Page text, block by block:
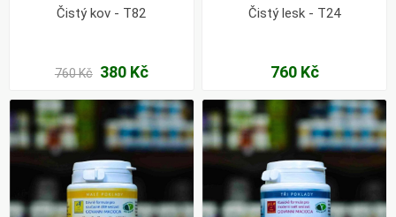
Čistý kov - T82
760 Kč 380 Kč
Čistý lesk - T24
760 Kč